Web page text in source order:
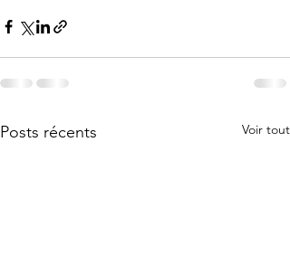
Posts récents Voir tout